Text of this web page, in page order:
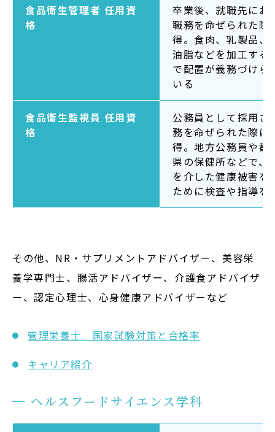
UHASウォッチ
食品衛生管理者 任用資
格
卒業後、就職先にお
職務を命ぜられた際
得。食肉、乳製品、
油脂などを加工する
で配置が義務づけら
いる
食品衛生監視員 任用資
格
公務員として採用さ
務を命ぜられた際に
得。地方公務員や都
県の保健所などで、
を介した健康被害を
ために検査や指導を
その他、NR・サプリメントアドバイザー、美容栄
養学専門士、腸活アドバイザー、介護食アドバイザ
ー、認定心理士、心身健康アドバイザーなど
管理栄養士 国家試験対策と合格率
キャリア紹介
ヘルスフードサイエンス学科